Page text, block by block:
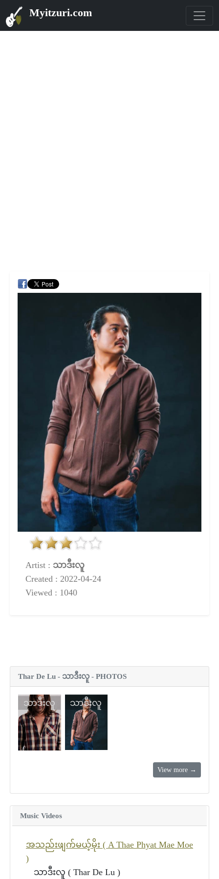
Myitzuri.com
Artist : သာဒီးလူ
Created : 2022-04-24
Viewed : 1040
Thar De Lu - သာဒီးလူ - PHOTOS
သာဒီးလူ သာဒီးလူ
View more →
Music Videos
အသည်းဖျက်မယ့်မိုး ( A Thae Phyat Mae Moe
)
သာဒီးလူ ( Thar De Lu )